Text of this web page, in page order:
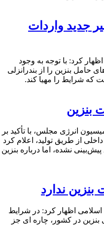
جدید واردات
کرد: با توجه به‌ وجود
بنزین را از بندرانزلی
که شرایط را مهیا کند.
بنزین
انرژی مجلس، با تأکید بر
داخلی از طریق تولید، اعلام کرد
نشده، اما درباره بنزین
ندارد
اظهار کرد: در شرایط
بنزین در کشور، چاره ای جز